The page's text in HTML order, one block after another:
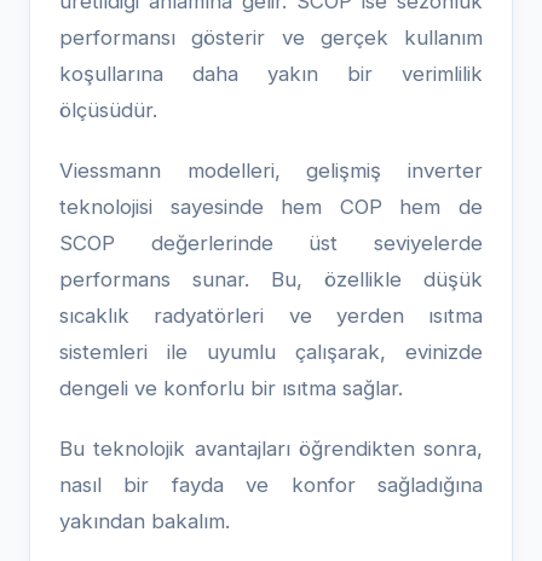
performansı gösterir ve gerçek kullanım
koşullarına daha yakın bir verimlilik
ölçüsüdür.
Viessmann modelleri, gelişmiş inverter
teknolojisi sayesinde hem COP hem de
SCOP değerlerinde üst seviyelerde
performans sunar. Bu, özellikle düşük
sıcaklık radyatörleri ve yerden ısıtma
sistemleri ile uyumlu çalışarak, evinizde
dengeli ve konforlu bir ısıtma sağlar.
Bu teknolojik avantajları öğrendikten sonra,
nasıl bir fayda ve konfor sağladığına
yakından bakalım.